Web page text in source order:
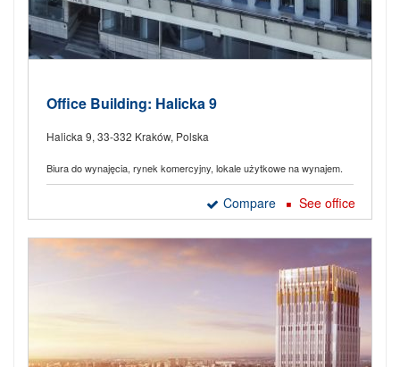
Office Building: Halicka 9
Halicka 9, 33-332 Kraków, Polska
Biura do wynajęcia, rynek komercyjny, lokale użytkowe na wynajem.
Compare See office